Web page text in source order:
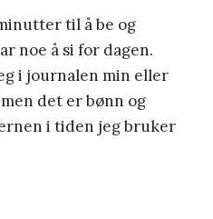
til å be og
noe å si for dagen.
i journalen min eller
det er bønn og
i tiden jeg bruker